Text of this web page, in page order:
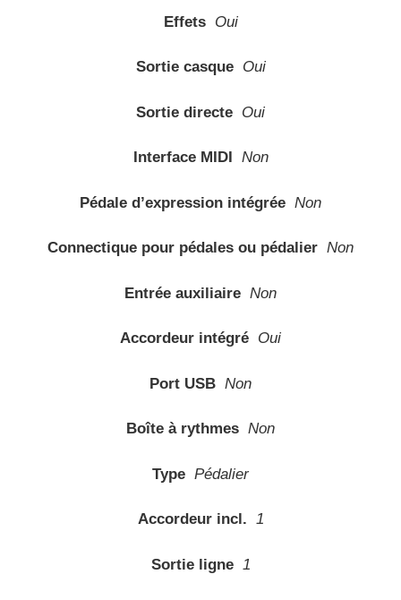
Effets Oui
Sortie casque Oui
Sortie directe Oui
Interface MIDI Non
Pédale d’expression intégrée Non
Connectique pour pédales ou pédalier Non
Entrée auxiliaire Non
Accordeur intégré Oui
Port USB Non
Boîte à rythmes Non
Type Pédalier
Accordeur incl. 1
Sortie ligne 1